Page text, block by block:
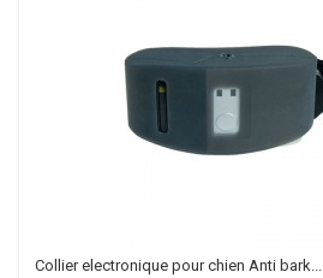
Collier electronique pour chien Anti bark...